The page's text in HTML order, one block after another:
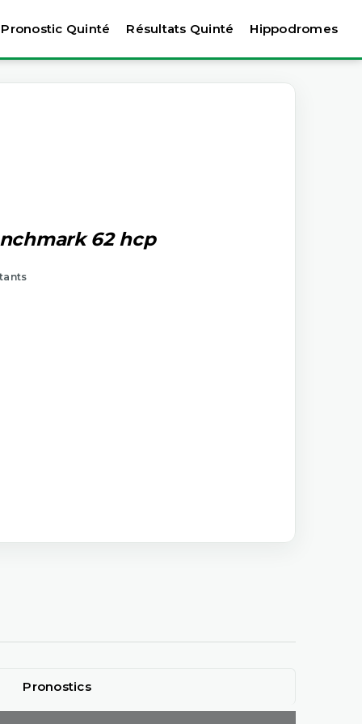
Pronostic Quinté Résultats Quinté Hippodromes
62 hcp
Pronostics